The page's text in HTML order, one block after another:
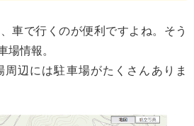
車で行くのが便利ですよね。そう
場情報。
周辺には駐車場がたくさんありま